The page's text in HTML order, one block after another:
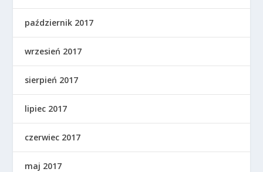
październik 2017
wrzesień 2017
sierpień 2017
lipiec 2017
czerwiec 2017
maj 2017